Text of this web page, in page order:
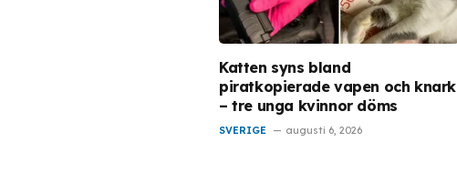
Katten syns bland
piratkopierade vapen och knark
– tre unga kvinnor döms
SVERIGE augusti 6, 2026